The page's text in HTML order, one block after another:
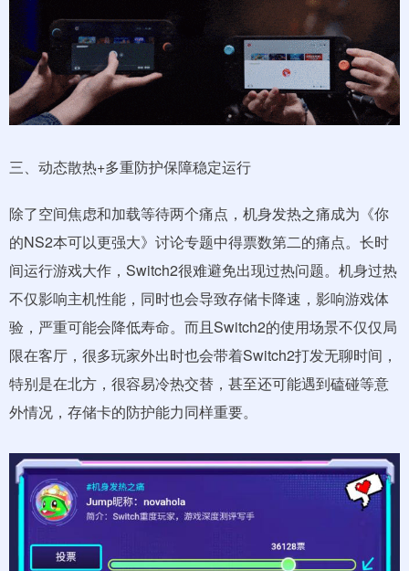
三、动态散热+多重防护保障稳定运行
除了空间焦虑和加载等待两个痛点，机身发热之痛成为《你
的NS2本可以更强大》讨论专题中得票数第二的痛点。长时
间运行游戏大作，Switch2很难避免出现过热问题。机身过热
不仅影响主机性能，同时也会导致存储卡降速，影响游戏体
验，严重可能会降低寿命。而且Switch2的使用场景不仅仅局
限在客厅，很多玩家外出时也会带着Switch2打发无聊时间，
特别是在北方，很容易冷热交替，甚至还可能遇到磕碰等意
外情况，存储卡的防护能力同样重要。